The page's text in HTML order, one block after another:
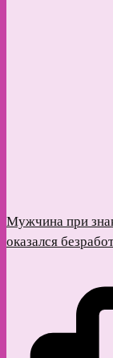
Мужчина при
оказался